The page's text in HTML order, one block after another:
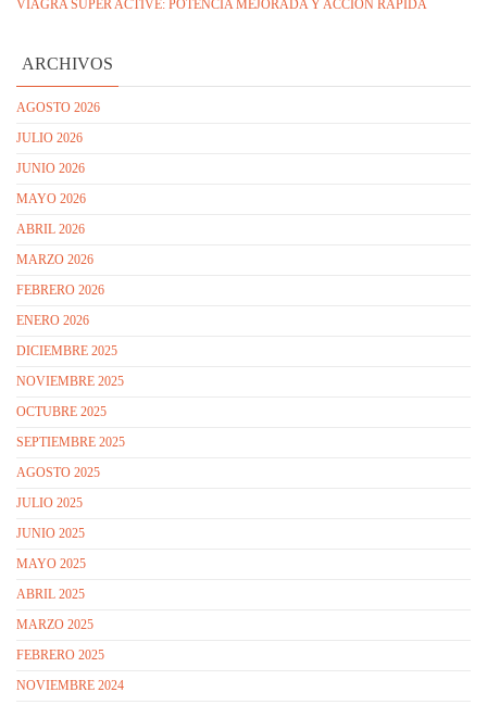
VIAGRA SUPER ACTIVE: POTENCIA MEJORADA Y ACCIÓN RÁPIDA
ARCHIVOS
AGOSTO 2026
JULIO 2026
JUNIO 2026
MAYO 2026
ABRIL 2026
MARZO 2026
FEBRERO 2026
ENERO 2026
DICIEMBRE 2025
NOVIEMBRE 2025
OCTUBRE 2025
SEPTIEMBRE 2025
AGOSTO 2025
JULIO 2025
JUNIO 2025
MAYO 2025
ABRIL 2025
MARZO 2025
FEBRERO 2025
NOVIEMBRE 2024